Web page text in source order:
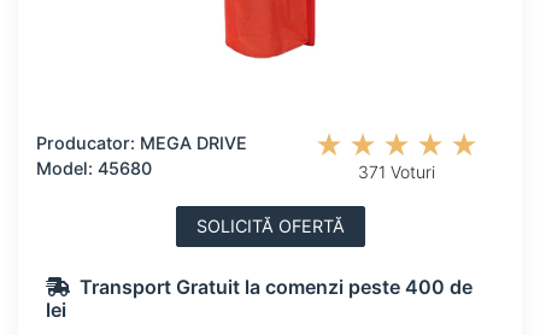
Producator: MEGA DRIVE
Model: 45680
371 Voturi
SOLICITĂ OFERTĂ
Transport Gratuit la comenzi peste 400 de
lei